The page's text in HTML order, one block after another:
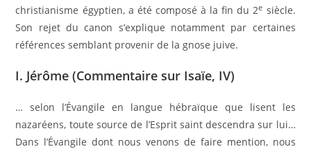
christianisme égyptien, a été composé à la fin du 2e siècle.
Son rejet du canon s’explique notamment par certaines
références semblant provenir de la gnose juive.
I. Jérôme (Commentaire sur Isaïe, IV)
… selon l’Évangile en langue hébraïque que lisent les
nazaréens, toute source de l’Esprit saint descendra sur lui…
Dans l’Évangile dont nous venons de faire mention, nous